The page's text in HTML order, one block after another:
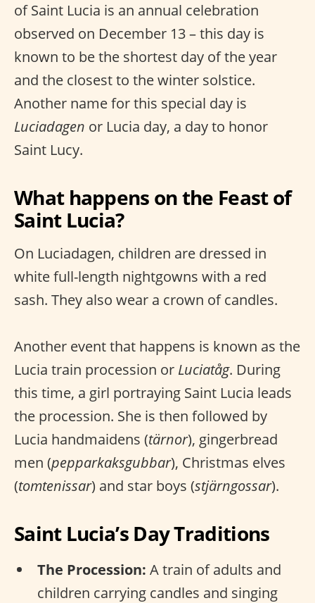
of Saint Lucia is an annual celebration
observed on December 13 – this day is
known to be the shortest day of the year
and the closest to the winter solstice.
Another name for this special day is
Luciadagen or Lucia day, a day to honor
Saint Lucy.
What happens on the Feast of
Saint Lucia?
On Luciadagen, children are dressed in
white full-length nightgowns with a red
sash. They also wear a crown of candles.
Another event that happens is known as the
Lucia train procession or Luciatåg. During
this time, a girl portraying Saint Lucia leads
the procession. She is then followed by
Lucia handmaidens (tärnor), gingerbread
men (pepparkaksgubbar), Christmas elves
(tomtenissar) and star boys (stjärngossar).
Saint Lucia’s Day Traditions
The Procession: A train of adults and
children carrying candles and singing